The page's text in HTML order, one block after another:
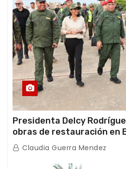
Presidenta Delcy
obras de restauración en
afectaciones sísmicas en
Claudia Guerra Mendez